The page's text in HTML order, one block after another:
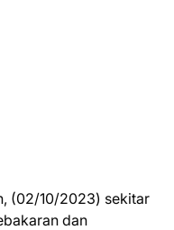
(02/10/2023) sekitar
dan